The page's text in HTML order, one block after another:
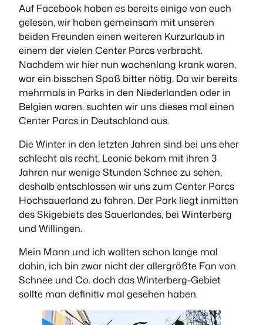
Auf Facebook haben es bereits einige von euch
gelesen, wir haben gemeinsam mit unseren
beiden Freunden einen weiteren Kurzurlaub in
einem der vielen Center Parcs verbracht.
Nachdem wir hier nun wochenlang krank waren,
war ein bisschen Spaß bitter nötig. Da wir bereits
mehrmals in Parks in den Niederlanden oder in
Belgien waren, suchten wir uns dieses mal einen
Center Parcs in Deutschland aus.
Die Winter in den letzten Jahren sind bei uns eher
schlecht als recht, Leonie bekam mit ihren 3
Jahren nur wenige Stunden Schnee zu sehen,
deshalb entschlossen wir uns zum Center Parcs
Hochsauerland zu fahren. Der Park liegt inmitten
des Skigebiets des Sauerlandes, bei Winterberg
und Willingen.
Mein Mann und ich wollten schon lange mal
dahin, ich bin zwar nicht der allergrößte Fan von
Schnee und Co. doch das Winterberg-Gebiet
sollte man definitiv mal gesehen haben.